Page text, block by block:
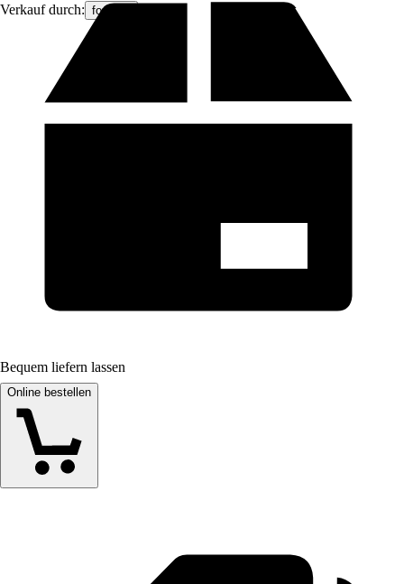
Verkauf durch: foxydry
Bequem liefern lassen
Online bestellen